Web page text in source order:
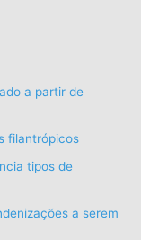
a partir de
filantrópicos
tipos de
a serem